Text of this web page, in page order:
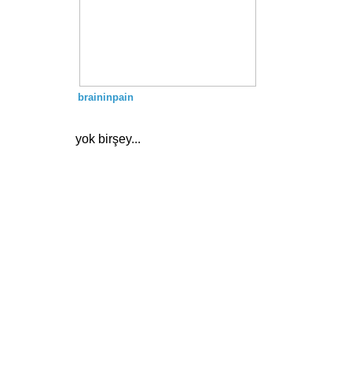
braininpain
yok birşey...